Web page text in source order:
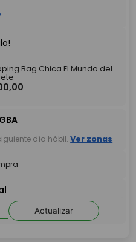
Bag Chica El Mundo del
,00
día hábil. Ver zonas
Actualizar